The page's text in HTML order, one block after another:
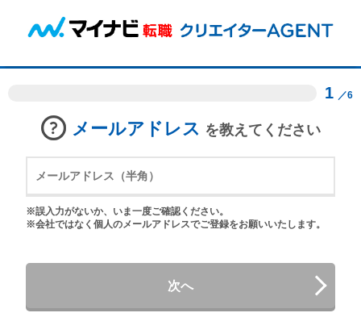
1 ／6
メールアドレス を教えてください
※誤入力がないか、いま一度ご確認ください。
※会社ではなく個人のメールアドレスでご登録をお願いいたします。
次へ